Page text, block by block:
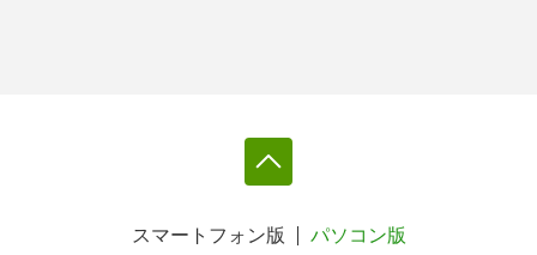
スマートフォン版 パソコン版